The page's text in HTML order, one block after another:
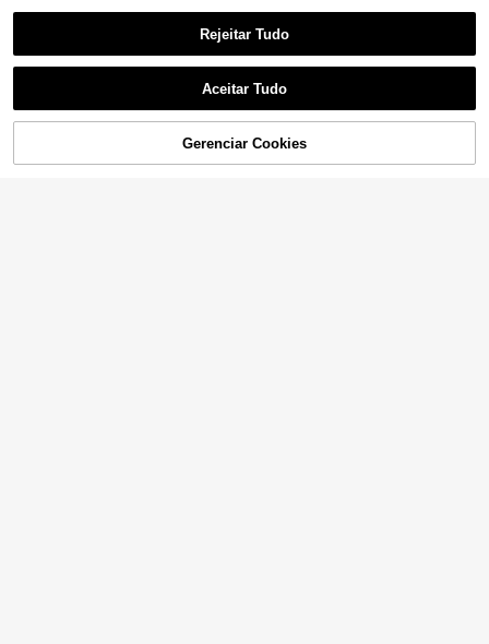
COMPRE AGORA
Rejeitar Tudo
Aceitar Tudo
Gerenciar Cookies